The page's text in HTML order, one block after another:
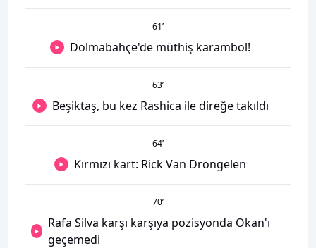
61’
Dolmabahçe'de müthiş karambol!
63’
Beşiktaş, bu kez Rashica ile direğe takıldı
64’
Kırmızı kart: Rick Van Drongelen
70’
Rafa Silva karşı karşıya pozisyonda Okan'ı
geçemedi